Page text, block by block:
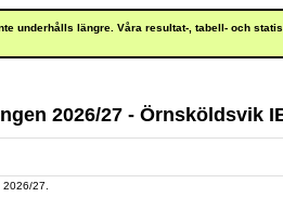
underhålls längre. Våra resultat-, tabell- och
2026/27 - Örnsköldsvik
27.